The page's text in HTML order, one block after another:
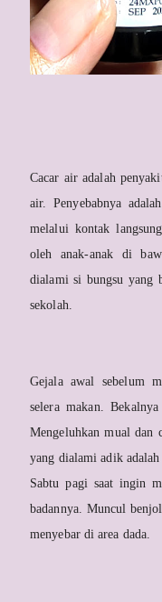
Cacar air adalah
air. Penyebabnya
melalui kontak
oleh anak-anak di
dialami si bungsu yang
sekolah.
Gejala awal sebelum
selera makan.
Mengeluhkan mual dan
yang dialami adik
Sabtu pagi saat ingin
badannya. Muncul
menyebar di area dada.